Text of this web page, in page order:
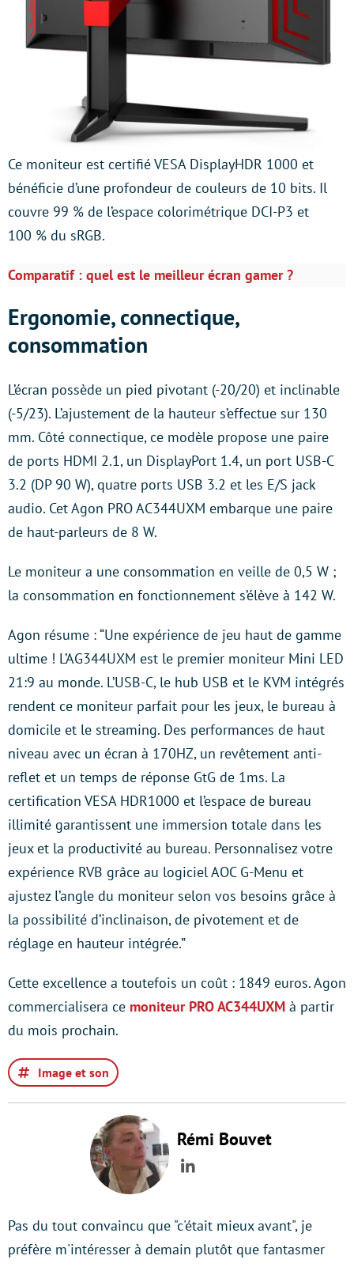
Ce moniteur est certifié VESA DisplayHDR 1000 et
bénéficie d’une profondeur de couleurs de 10 bits. Il
couvre 99 % de l’espace colorimétrique DCI-P3 et
100 % du sRGB.
Comparatif : quel est le meilleur écran gamer ?
Ergonomie, connectique,
consommation
L’écran possède un pied pivotant (-20/20) et inclinable
(-5/23). L’ajustement de la hauteur s’effectue sur 130
mm. Côté connectique, ce modèle propose une paire
de ports HDMI 2.1, un DisplayPort 1.4, un port USB-C
3.2 (DP 90 W), quatre ports USB 3.2 et les E/S jack
audio. Cet Agon PRO AC344UXM embarque une paire
de haut-parleurs de 8 W.
Le moniteur a une consommation en veille de 0,5 W ;
la consommation en fonctionnement s’élève à 142 W.
Agon résume : “Une expérience de jeu haut de gamme
ultime ! L’AG344UXM est le premier moniteur Mini LED
21:9 au monde. L’USB-C, le hub USB et le KVM intégrés
rendent ce moniteur parfait pour les jeux, le bureau à
domicile et le streaming. Des performances de haut
niveau avec un écran à 170HZ, un revêtement anti-
reflet et un temps de réponse GtG de 1ms. La
certification VESA HDR1000 et l’espace de bureau
illimité garantissent une immersion totale dans les
jeux et la productivité au bureau. Personnalisez votre
expérience RVB grâce au logiciel AOC G-Menu et
ajustez l’angle du moniteur selon vos besoins grâce à
la possibilité d’inclinaison, de pivotement et de
réglage en hauteur intégrée.”
Cette excellence a toutefois un coût : 1849 euros. Agon
commercialisera ce moniteur PRO AC344UXM à partir
du mois prochain.
Image et son
Rémi Bouvet
LinkedIn
Pas du tout convaincu que "c'était mieux avant", je
préfère m'intéresser à demain plutôt que fantasmer